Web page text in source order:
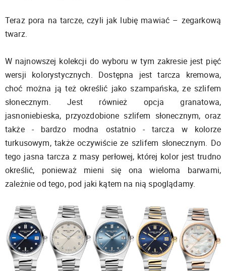
Teraz pora na tarcze, czyli jak lubię mawiać – zegarkową
twarz.
W najnowszej kolekcji do wyboru w tym zakresie jest pięć
wersji kolorystycznych. Dostępna jest tarcza kremowa,
choć można ją też określić jako szampańska, ze szlifem
słonecznym. Jest również opcja granatowa,
jasnoniebieska, przyozdobione szlifem słonecznym, oraz
także - bardzo modna ostatnio - tarcza w kolorze
turkusowym, także oczywiście ze szlifem słonecznym. Do
tego jasna tarcza z masy perłowej, której kolor jest trudno
określić, ponieważ mieni się ona wieloma barwami,
zależnie od tego, pod jaki kątem na nią spoglądamy.